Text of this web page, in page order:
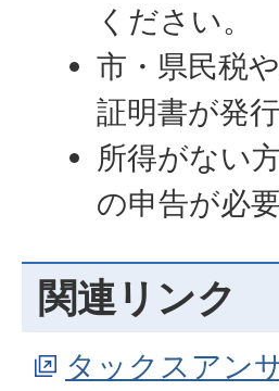
ください。
市・県民税
証明書が発
所得がない
の申告が必
関連リンク
タックスアン